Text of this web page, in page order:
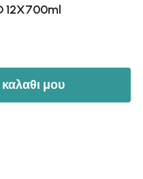
12X700ml
μου